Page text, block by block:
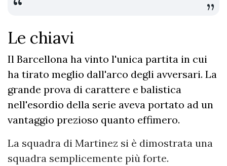
Le chiavi
Il Barcellona ha vinto l'unica partita in cui
ha tirato meglio dall'arco degli avversari. La
grande prova di carattere e balistica
nell'esordio della serie aveva portato ad un
vantaggio prezioso quanto effimero.
La squadra di Martinez si è dimostrata una
squadra semplicemente più forte.